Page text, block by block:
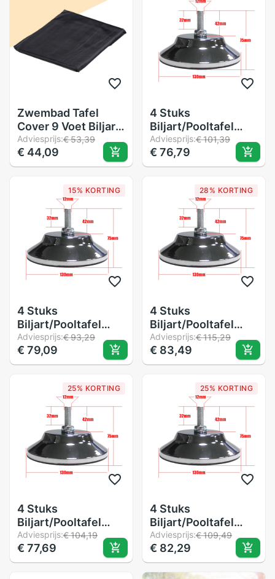
Zwembad Tafel
Cover 9 Voet Biljart
Cover Met
Elastische Velg
Adviesprijs:€ 53,39
€ 44,09
4 Stuks
Biljart/Pooltafel
Been Levelers 5
Inch Metalen Game
Tafel Been Levelers
Feets Voor pooltafel
Adviesprijs:€ 101,39
€ 76,79
15% KORTING
4 Stuks
Biljart/Pooltafel
Been Levelers 5
Inch Metalen Game
Tafel Been Levelers
Feets Voor pooltafel
Adviesprijs:€ 93,29
€ 79,09
28% KORTING
4 Stuks
Biljart/Pooltafel
Been Levelers 5
Inch Metalen Game
Tafel Been Levelers
Feets Voor pooltafel
Adviesprijs:€ 115,29
€ 83,49
25% KORTING
4 Stuks
Biljart/Pooltafel
Been Levelers 5
Inch Metalen Game
Tafel Been Levelers
Adviesprijs:€ 104,19
€ 77,69
25% KORTING
4 Stuks
Biljart/Pooltafel
Been Levelers 5
Inch Metalen Game
Tafel Been Levelers
Heavy Duty Leveling
Adviesprijs:€ 109,49
€ 82,29